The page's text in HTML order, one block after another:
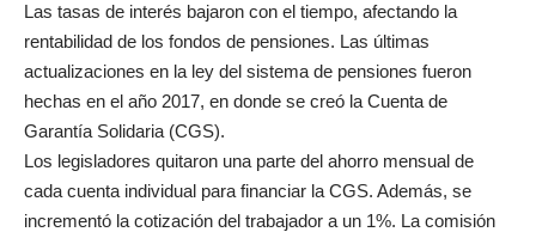
Las tasas de interés bajaron con el tiempo, afectando la
rentabilidad de los fondos de pensiones. Las últimas
actualizaciones en la ley del sistema de pensiones fueron
hechas en el año 2017, en donde se creó la Cuenta de
Garantía Solidaria (CGS).
Los legisladores quitaron una parte del ahorro mensual de
cada cuenta individual para financiar la CGS. Además, se
incrementó la cotización del trabajador a un 1%. La comisión